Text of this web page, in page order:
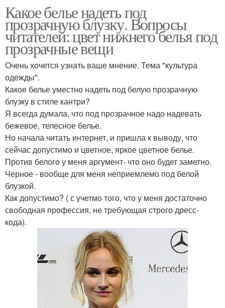
Какое белье надеть под
прозрачную блузку. Вопросы
читателей: цвет нижнего белья под
прозрачные вещи
Очень хочется узнать ваше мнение. Тема "культура
одежды".
Какое белье уместно надеть под белую прозрачную
блузку в стиле кантри?
Я всегда думала, что под прозрачное надо надевать
бежевое, телесное белье.
Но начала читать интернет, и пришла к выводу, что
сейчас допустимо и цветное, яркое цветное белье.
Против белого у меня аргумент- что оно будет заметно.
Черное - вообще для меня неприемлемо под белой
блузкой.
Как допустимо? ( с учетмо того, что у меня достаточно
свободная профессия, не требующая строго дресс-
кода).